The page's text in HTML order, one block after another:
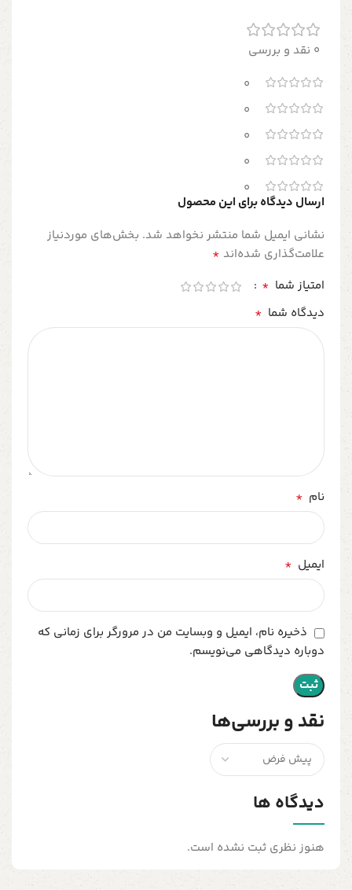
0 نقد و بررسی
0
0
0
0
0
نقد و بررسی‌ها
دیدگاه ها
هنوز نظری ثبت نشده است.
ارسال دیدگاه برای این محصول
نشانی ایمیل شما منتشر نخواهد شد. بخش‌های موردنیاز
علامت‌گذاری شده‌اند *
امتیاز شما *
دیدگاه شما *
نام *
ایمیل *
ذخیره نام، ایمیل و وبسایت من در مرورگر برای زمانی که
دوباره دیدگاهی می‌نویسم.